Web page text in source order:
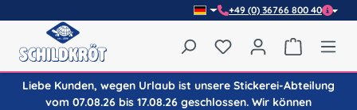
+49 (0) 36766 800 40
Du hast 0 Produkte
Liebe Kunden, wegen Urlaub ist unsere Stickerei-Abteilung
vom 07.08.26 bis 17.08.26 geschlossen. Wir können